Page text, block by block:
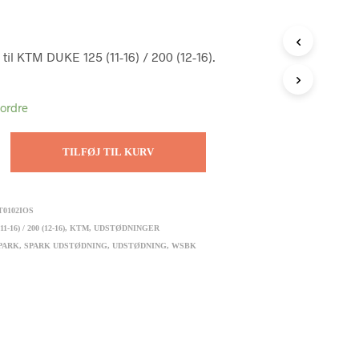
KTM DUKE 125 (11-16) / 200 (12-16).
TILFØJ TIL KURV
16) / 200 (12-16),KTM,UDSTØDNINGER
,SPARK UDSTØDNING,UDSTØDNING,WSBK